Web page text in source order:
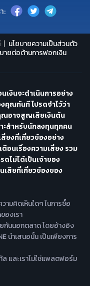
:
นโยบายความเป็นส่วนตัว
ายต่อต้านการฟอกเงิน
เงินจะดำเนินการอย่าง
คุณทันที โปรดจำไว้ว่า
ณอาจสูญเสียเงินต้น
ะสำหรับนักลงทุนทุกคน
ยงที่เกี่ยวข้องอย่าง
อนเรื่องความเสี่ยง รวม
ดไม่ได้เป็นเจ้าของ
เสียที่เกี่ยวข้องของ
ามคิดเห็นใดๆ ในการซื้อ
องเรา
กันนอกตลาด โดยอ้างอิง
นำเสนอนั้น เป็นเพียงการ
และเราไม่ใช่แพลตฟอร์ม